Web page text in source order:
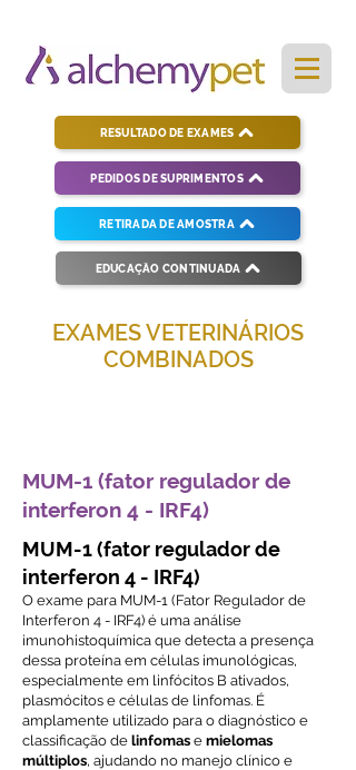
PEDIDOS DE SUPRIMENTOS
RESULTADO DE EXAMES
RETIRADA DE AMOSTRA
EDUCAÇÃO CONTINUADA
EXAMES VETERINÁRIOS
COMBINADOS
MUM-1 (fator regulador de
interferon 4 - IRF4)
MUM-1 (fator regulador de
interferon 4 - IRF4)
O exame para MUM-1 (Fator Regulador de
Interferon 4 - IRF4) é uma análise
imunohistoquímica que detecta a presença
dessa proteína em células imunológicas,
especialmente em linfócitos B ativados,
plasmócitos e células de linfomas. É
amplamente utilizado para o diagnóstico e
classificação de linfomas e mielomas
múltiplos, ajudando no manejo clínico e